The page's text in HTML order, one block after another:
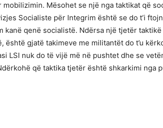
mobilizimin. Mësohet se një nga taktikat që
Socialiste për Integrim është se do t’i
kanë qenë socialistë. Ndërsa një tjetër
është gjatë takimeve me militantët do t’u
LSI nuk do të vijë më në pushtet dhe se
që taktika tjetër është shkarkimi nga